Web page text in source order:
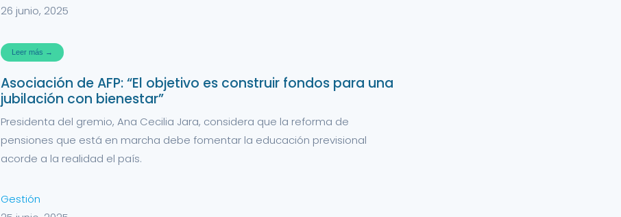
26 junio, 2025
Leer más →
Asociación de AFP: “El objetivo es construir fondos para una
jubilación con bienestar”
Presidenta del gremio, Ana Cecilia Jara, considera que la reforma de
pensiones que está en marcha debe fomentar la educación previsional
acorde a la realidad el país.
Gestión